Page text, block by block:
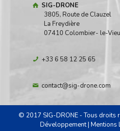
SIG-DRONE
3805, Route de Clauzel
La Freydière
07410 Colombier- le-
+33 6 58 12 25 65
contact@sig-drone.com
© 2017 SIG-DRONE - Tous droits
Développement| Mentions